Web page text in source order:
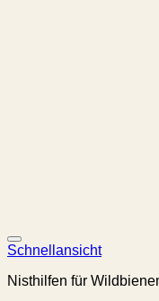
Schnellansicht
Nisthilfen für